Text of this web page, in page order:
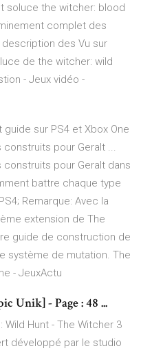
soluce the witcher: blood
complet des
des Vu sur
de the witcher: wild
- Jeux vidéo -
sur PS4 et Xbox One
pour Geralt ...
pour Geralt dans
battre chaque type
Remarque: Avec la
extension de The
guide de construction de
système de mutation. The
- JeuxActu
Unik] - Page : 48 ...
Wild Hunt - The Witcher 3
développé par le studio